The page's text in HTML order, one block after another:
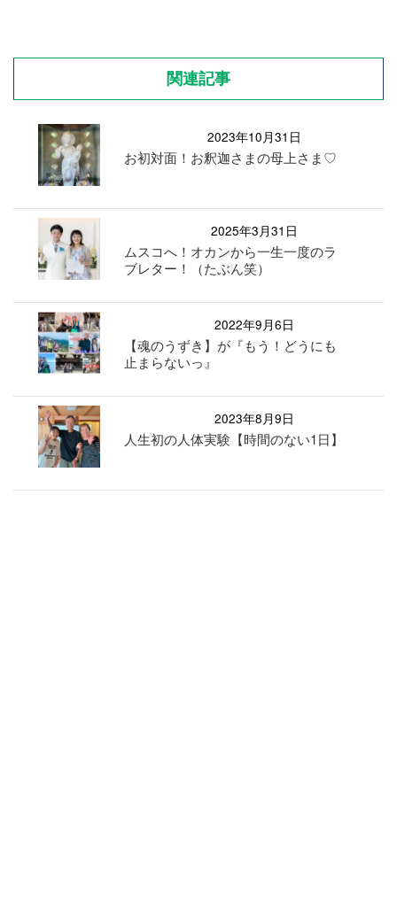
関連記事
2023年10月31日
お初対面！お釈迦さまの母上さま♡
2025年3月31日
ムスコへ！オカンから一生一度のラ
ブレター！（たぶん笑）
2022年9月6日
【魂のうずき】が『もう！どうにも
止まらないっ』
2023年8月9日
人生初の人体実験【時間のない1日】